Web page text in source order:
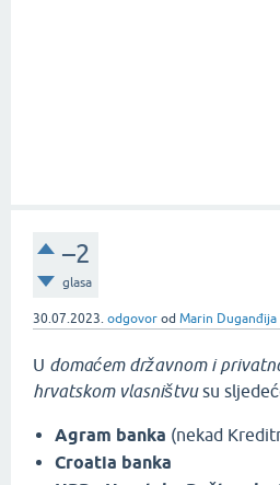
–2
glasa
30.07.2023. odgovor od Marin Duganđija
U domaćem državnom i
hrvatskom vlasništvusu
Agram banka (nekad
Croatia banka